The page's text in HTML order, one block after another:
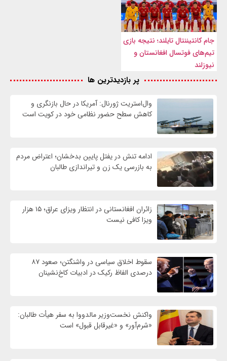
جام کانتیننتال تایلند؛ نتیجه بازی
تیم‌های فوتسال افغانستان و
نیوزلند
پر بازدیدترین ها
وال‌استریت ژورنال: آمریکا در حال بازنگری و
کاهش سطح حضور نظامی خود در کویت است
ادامه تنش در یفتل پایین بدخشان؛ اعتراض مردم
به بازرسی یک زن و تیراندازی طالبان
زائران افغانستانی در انتظار ویزای عراق؛ ۱۵ هزار
ویزا کافی نیست
سقوط اخلاق سیاسی در واشنگتن؛ صعود ۸۷
درصدی الفاظ رکیک در ادبیات کاخ‌نشینان
واکنش نخست‌وزیر مالدووا به سفر هیأت طالبان:
«شرم‌آور» و «غیرقابل قبول» است